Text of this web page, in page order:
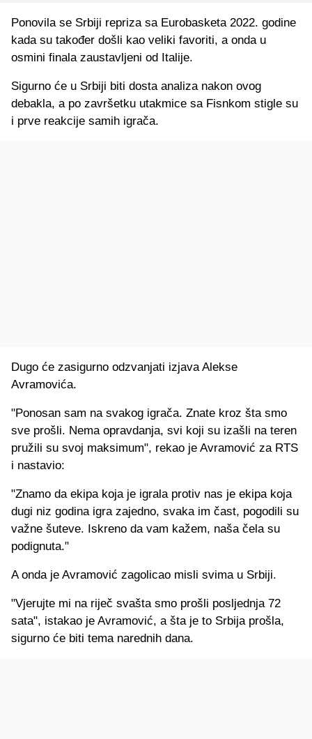
Ponovila se Srbiji repriza sa Eurobasketa 2022. godine
kada su također došli kao veliki favoriti, a onda u
osmini finala zaustavljeni od Italije.
Sigurno će u Srbiji biti dosta analiza nakon ovog
debakla, a po završetku utakmice sa Fisnkom stigle su
i prve reakcije samih igrača.
Dugo će zasigurno odzvanjati izjava Alekse
Avramovića.
"Ponosan sam na svakog igrača. Znate kroz šta smo
sve prošli. Nema opravdanja, svi koji su izašli na teren
pružili su svoj maksimum", rekao je Avramović za RTS
i nastavio:
"Znamo da ekipa koja je igrala protiv nas je ekipa koja
dugi niz godina igra zajedno, svaka im čast, pogodili su
važne šuteve. Iskreno da vam kažem, naša čela su
podignuta."
A onda je Avramović zagolicao misli svima u Srbiji.
"Vjerujte mi na riječ svašta smo prošli posljednja 72
sata", istakao je Avramović, a šta je to Srbija prošla,
sigurno će biti tema narednih dana.